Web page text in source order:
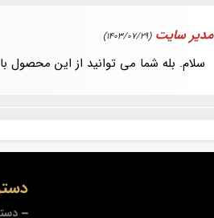
مدیر سایت (1403/07/29)
سلام. بله شما می توانید از این محصول